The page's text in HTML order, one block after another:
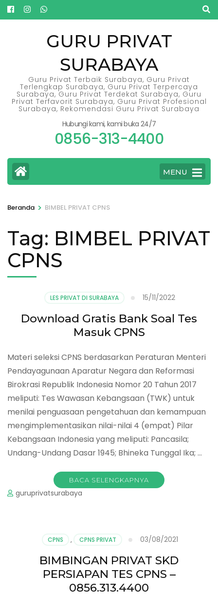
Lompat
ke
GURU PRIVAT
SURABAYA
Guru Privat Terbaik Surabaya, Guru Privat
Terlengkap Surabaya, Guru Privat Terpercaya
Surabaya, Guru Privat Terdekat Surabaya, Guru
Privat Terfavorit Surabaya, Guru Privat Profesional
Surabaya, Rekomendasi Guru Privat Surabaya
Hubungi kami, kami buka 24/7
0856-313-4400
MENU
Beranda > BIMBEL PRIVAT CPNS
Tag: BIMBEL PRIVAT
CPNS
LES PRIVAT DI SURABAYA 15/11/2022
Download Gratis Bank Soal Tes
Masuk CPNS
Materi seleksi CPNS berdasarkan Peraturan Menteri
Pendayagunaan Aparatur Negara dan Reformasi
Birokrasi Republik Indonesia Nomor 20 Tahun 2017
meliputi: Tes Wawasan Kebangsaan (TWK) untuk
menilai penguasaan pengetahuan dan kemampuan
mengimplementasikan nilai-nilai 4 (empat) Pilar
Kebangsaan Indonesia yang meliputi: Pancasila;
Undang-Undang Dasar 1945; Bhineka Tunggal Ika; …
BACA SELENGKAPNYA
guruprivatsurabaya
CPNS , CPNS PRIVAT 03/08/2021
BIMBINGAN PRIVAT SKD
PERSIAPAN TES CPNS –
0856.313.4400